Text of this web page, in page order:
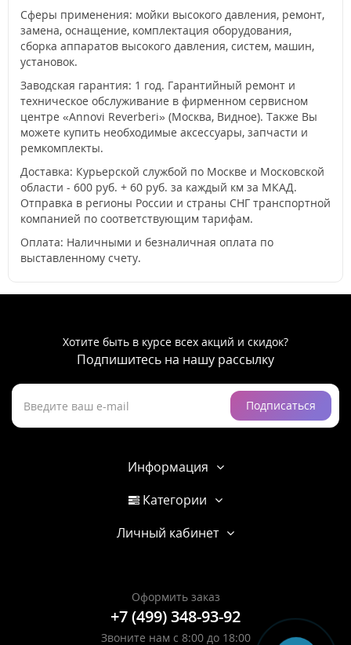
Сферы применения: мойки высокого давления, ремонт,
замена, оснащение, комплектация оборудования,
сборка аппаратов высокого давления, систем, машин,
установок.
Заводская гарантия: 1 год. Гарантийный ремонт и
техническое обслуживание в фирменном сервисном
центре «Annovi Reverberi» (Москва, Видное). Также Вы
можете купить необходимые аксессуары, запчасти и
ремкомплекты.
Доставка: Курьерской службой по Москве и Московской
области - 600 руб. + 60 руб. за каждый км за МКАД.
Отправка в регионы России и страны СНГ транспортной
компанией по соответствующим тарифам.
Оплата: Наличными и безналичная оплата по
выставленному счету.
Хотите быть в курсе всех акций и скидок?
Подпишитесь на нашу рассылку
Подписаться
Информация
Категории
Личный кабинет
Оформить заказ
+7 (499) 348-93-92
Звоните нам с 8:00 до 18:00